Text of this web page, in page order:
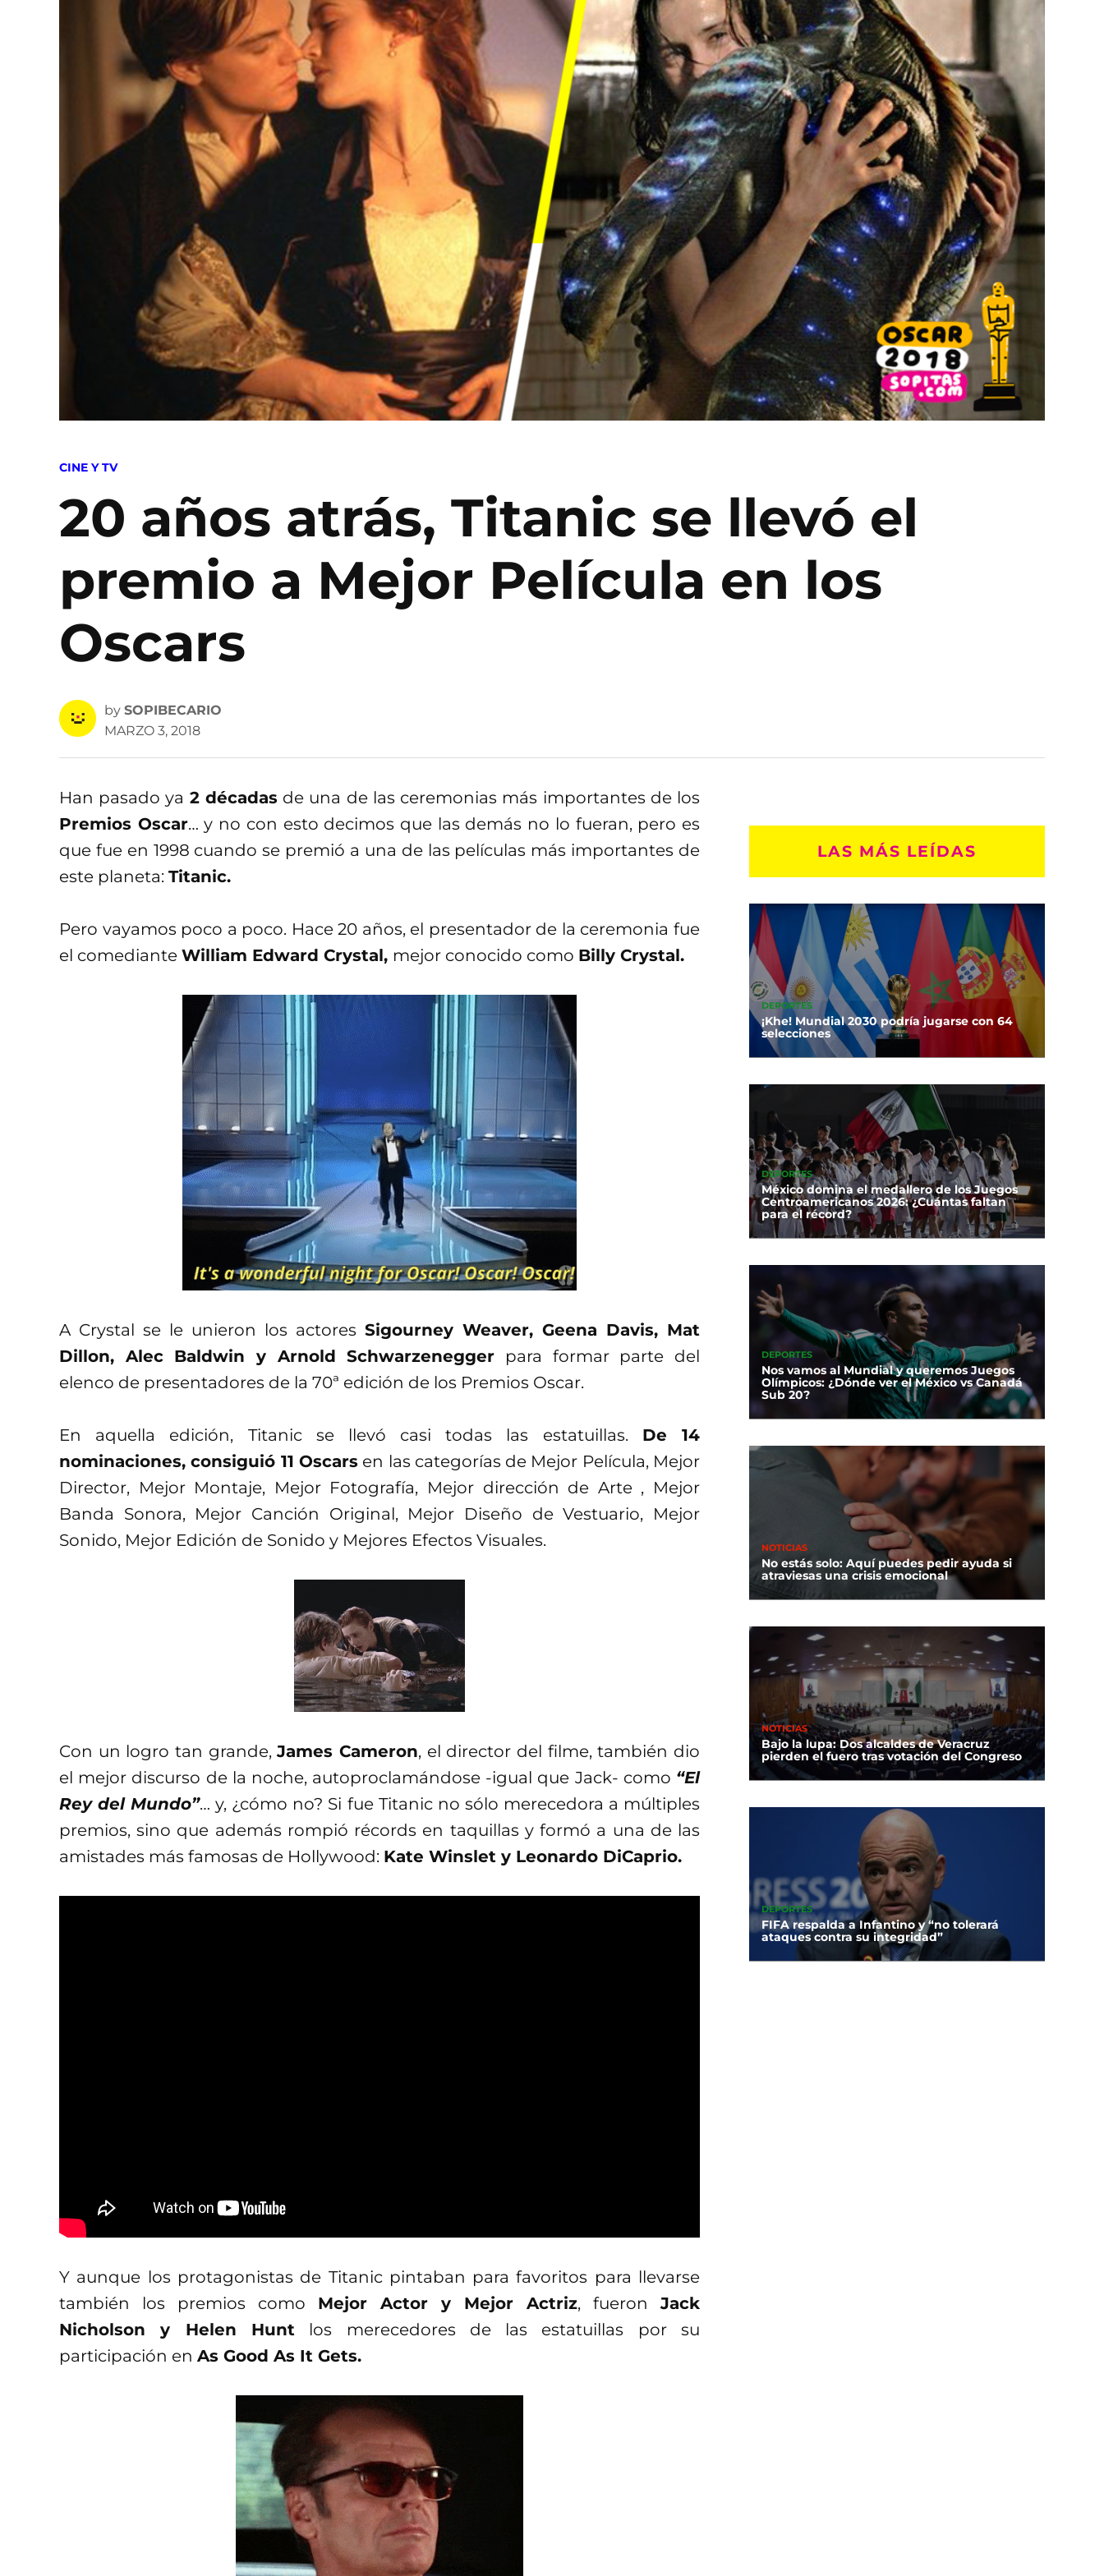
POSTED
CINE Y TV
20 años atrás, Titanic se llevó el
premio a Mejor Película en los
Oscars
by SOPIBECARIO
MARZO 3, 2018
Han pasado ya 2 décadasde una de las ceremonias más importantes de los
Premios Oscar… y no con esto decimos que las demás no lo fueran, pero es
que fue en 1998 cuando se premió a una de las películas más importantes de
este planeta: Titanic.
Pero vayamos poco a poco. Hace 20 años, el presentador de la ceremonia fue
el comediante William Edward Crystal, mejor conocido como Billy Crystal.
A Crystal se le unieron los actores Sigourney Weaver, Geena Davis, Mat
Dillon, Alec Baldwin y Arnold Schwarzenegger para formar parte del
elenco de presentadores de la 70ª edición de los Premios Oscar.
En aquella edición, Titanic se llevó casi todas las estatuillas. De 14
nominaciones, consiguió 11 Oscarsen las categorías de Mejor Película, Mejor
Director, Mejor Montaje, Mejor Fotografía, Mejor dirección de Arte , Mejor
Banda Sonora, Mejor Canción Original, Mejor Diseño de Vestuario, Mejor
Sonido, Mejor Edición de Sonido y Mejores Efectos Visuales.
Con un logro tan grande,James Cameron, el director del filme, también dio
el mejor discurso de la noche, autoproclamándose -igual que Jack- como “El
Rey del Mundo”… y, ¿cómo no? Si fue Titanic no sólo merecedora a múltiples
premios, sino que además rompió récords en taquillas y formó a una de las
amistades más famosas de Hollywood: Kate Winslet y Leonardo DiCaprio.
Y aunque los protagonistas de Titanic pintaban para favoritos para llevarse
también los premios como Mejor Actor y Mejor Actriz, fueron Jack
Nicholson y Helen Huntlos merecedores de las estatuillas por su
participación en As Good As It Gets.
LAS MÁS LEÍDAS
DEPORTES
¡Khe! Mundial 2030 podría jugarse con 64
selecciones
DEPORTES
México domina el medallero de los Juegos
Centroamericanos 2026: ¿Cuántas faltan
para el récord?
DEPORTES
Nos vamos al Mundial y queremos Juegos
Olímpicos: ¿Dónde ver el México vs Canadá
Sub 20?
NOTICIAS
No estás solo: Aquí puedes pedir ayuda si
atraviesas una crisis emocional
NOTICIAS
Bajo la lupa: Dos alcaldes de Veracruz
pierden el fuero tras votación del Congreso
DEPORTES
FIFA respalda a Infantino y “no tolerará
ataques contra su integridad”